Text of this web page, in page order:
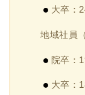
大卒：
地域社員
院卒：
大卒：